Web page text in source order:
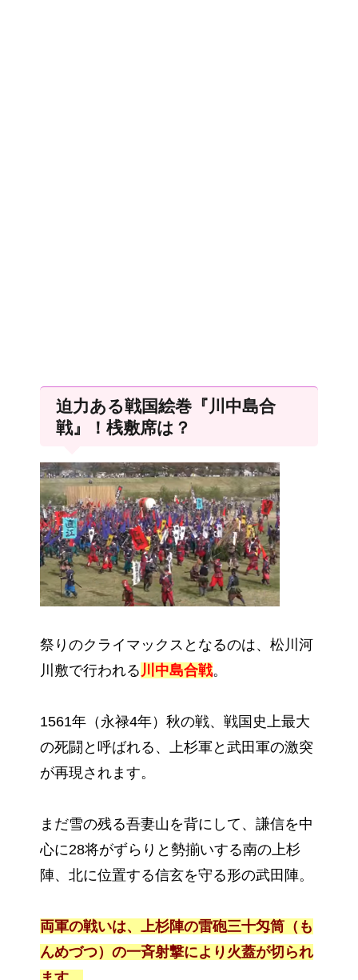
迫力ある戦国絵巻『川中島合
戦』！桟敷席は？
祭りのクライマックスとなるのは、松川河
川敷で行われる 川中島合戦。
1561年（永禄4年）秋の戦、戦国史上最大
の死闘と呼ばれる、上杉軍と武田軍の激突
が再現されます。
まだ雪の残る吾妻山を背にして、謙信を中
心に28将がずらりと勢揃いする南の上杉
陣、北に位置する信玄を守る形の武田陣。
両軍の戦いは、上杉陣の雷砲三十匁筒（も
んめづつ）の一斉射撃により火蓋が切られ